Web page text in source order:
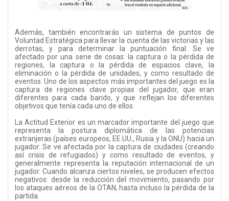
Además, también encontrarás un sistema de puntos de
Voluntad Estratégica para llevar la cuenta de las victorias y las
derrotas, y para determinar la puntuación final. Se ve
afectado por una serie de cosas: la captura o la pérdida de
regiones, la captura o la pérdida de espacios clave, la
eliminación o la pérdida de unidades, y como resultado de
eventos. Uno de los aspectos más importantes del juego es la
captura de regiones clave propias del jugador, que eran
diferentes para cada bando, y que reflejan los diferentes
objetivos que tenía cada uno de ellos.
La Actitud Exterior es un marcador importante del juego que
representa la postura diplomática de las potencias
extranjeras (países europeos, EE.UU., Rusia y la ONU) hacia un
jugador. Se ve afectada por la captura de ciudades (creando
así crisis de refugiados) y como resultado de eventos, y
generalmente representa la reputación internacional de un
jugador. Cuando alcanza ciertos niveles, se producen efectos
negativos: desde la reducción del movimiento, pasando por
los ataques aéreos de la OTAN, hasta incluso la pérdida de la
partida.